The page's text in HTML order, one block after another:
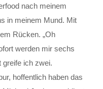
nach meinem
in meinem Mund. Mit
Rücken. „Oh
werden mir sechs
greife ich zwei.
hoffentlich haben das